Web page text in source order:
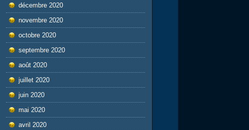
décembre 2020
novembre 2020
octobre 2020
septembre 2020
août 2020
juillet 2020
juin 2020
mai 2020
avril 2020